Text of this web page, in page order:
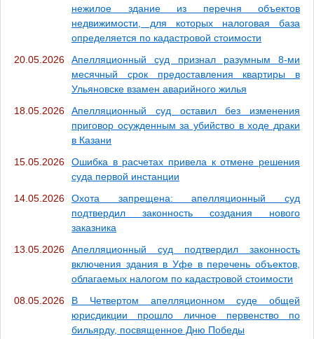
нежилое здание из перечня объектов
недвижимости, для которых налоговая база
определяется по кадастровой стоимости
20.05.2026
Апелляционный суд признал разумным 8-ми
месячный срок предоставления квартиры в
Ульяновске взамен аварийного жилья
18.05.2026
Апелляционный суд оставил без изменения
приговор осужденным за убийство в ходе драки
в Казани
15.05.2026
Ошибка в расчетах привела к отмене решения
суда первой инстанции
14.05.2026
Охота запрещена: апелляционный суд
подтвердил законность создания нового
заказника
13.05.2026
Апелляционный суд подтвердил законность
включения здания в Уфе в перечень объектов,
облагаемых налогом по кадастровой стоимости
08.05.2026
В Четвертом апелляционном суде общей
юрисдикции прошло личное первенство по
бильярду, посвященное Дню Победы